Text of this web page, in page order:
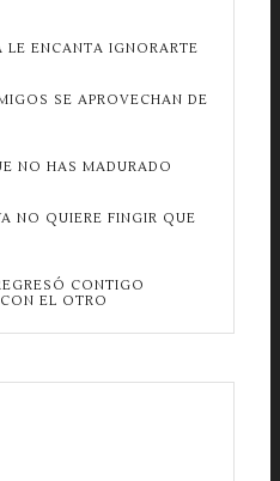
LE ENCANTA IGNORARTE
SE APROVECHAN DE
NO HAS MADURADO
NO QUIERE FINGIR QUE
CONTIGO
EL OTRO